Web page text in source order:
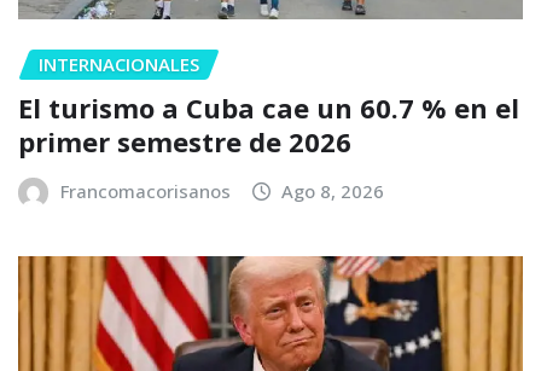
INTERNACIONALES
El turismo a Cuba cae un 60.7 % en el
primer semestre de 2026
Francomacorisanos Ago 8, 2026